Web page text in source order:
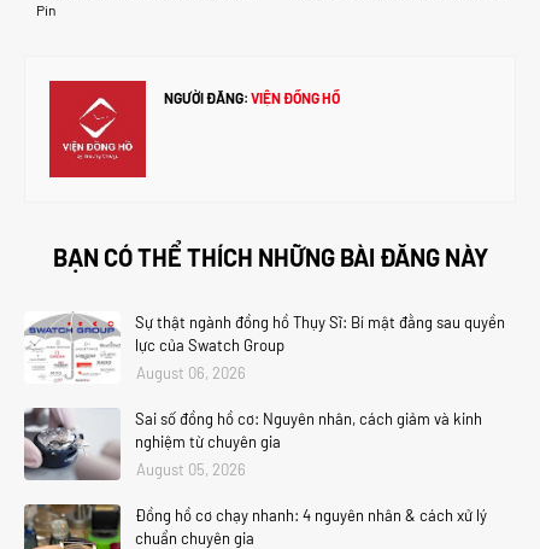
Pin
NGƯỜI ĐĂNG: VIỆN ĐỒNG HỒ
BẠN CÓ THỂ THÍCH NHỮNG BÀI ĐĂNG NÀY
Sự thật ngành đồng hồ Thụy Sĩ: Bí mật đằng sau quyền
lực của Swatch Group
August 06, 2026
Sai số đồng hồ cơ: Nguyên nhân, cách giảm và kinh
nghiệm từ chuyên gia
August 05, 2026
Đồng hồ cơ chạy nhanh: 4 nguyên nhân & cách xử lý
chuẩn chuyên gia